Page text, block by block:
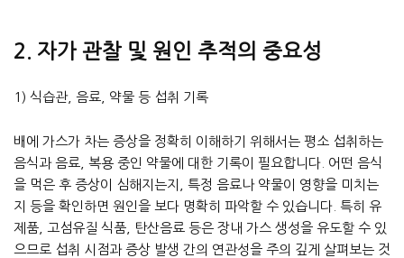
2. 자가 관찰 및 원인 추적의 중요성
1) 식습관, 음료, 약물 등 섭취 기록
배에 가스가 차는 증상을 정확히 이해하기 위해서는 평소 섭취하는
음식과 음료, 복용 중인 약물에 대한 기록이 필요합니다. 어떤 음식
을 먹은 후 증상이 심해지는지, 특정 음료나 약물이 영향을 미치는
지 등을 확인하면 원인을 보다 명확히 파악할 수 있습니다. 특히 유
제품, 고섬유질 식품, 탄산음료 등은 장내 가스 생성을 유도할 수 있
으므로 섭취 시점과 증상 발생 간의 연관성을 주의 깊게 살펴보는 것